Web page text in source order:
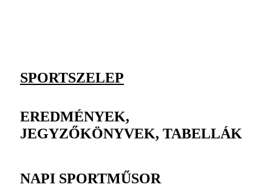
SPORTSZELEP
EREDMÉNYEK,
JEGYZŐKÖNYVEK, TABELLÁK
NAPI SPORTMŰSOR